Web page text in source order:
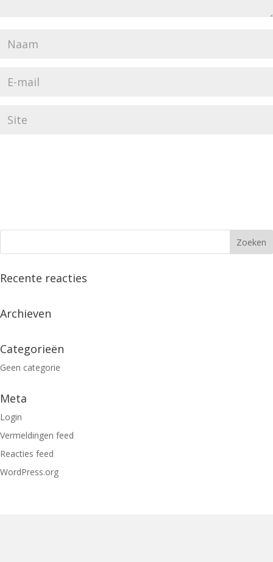
Recente reacties
Archieven
Categorieën
Geen categorie
Meta
Login
Vermeldingen feed
Reacties feed
WordPress.org